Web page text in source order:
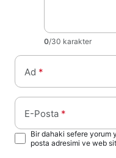
0/30 karakter
Ad *
E-Posta *
Bir dahaki sefere yorum
posta adresimi ve web